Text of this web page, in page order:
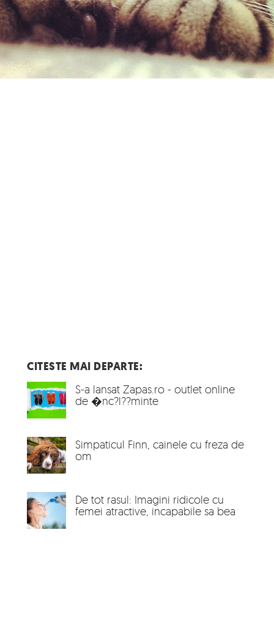
CITESTE MAI DEPARTE:
S-a lansat Zapas.ro - outlet online
de �nc?l??minte
Simpaticul Finn, cainele cu freza de
om
De tot rasul: Imagini ridicole cu
femei atractive, incapabile sa bea